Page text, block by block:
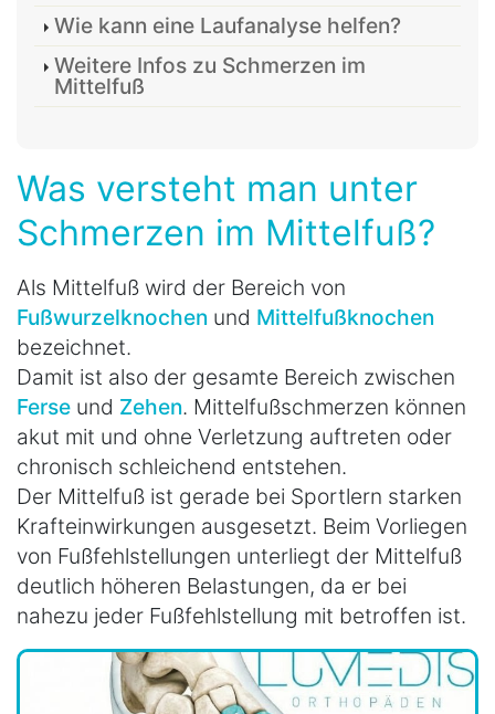
Wie kann eine Laufanalyse helfen?
Weitere Infos zu Schmerzen im
Mittelfuß
Was versteht man unter
Schmerzen im Mittelfuß?
Als Mittelfuß wird der Bereich von
Fußwurzelknochen und Mittelfußknochen
bezeichnet.
Damit ist also der gesamte Bereich zwischen
Ferse und Zehen. Mittelfußschmerzen können
akut mit und ohne Verletzung auftreten oder
chronisch schleichend entstehen.
Der Mittelfuß ist gerade bei Sportlern starken
Krafteinwirkungen ausgesetzt. Beim Vorliegen
von Fußfehlstellungen unterliegt der Mittelfuß
deutlich höheren Belastungen, da er bei
nahezu jeder Fußfehlstellung mit betroffen ist.